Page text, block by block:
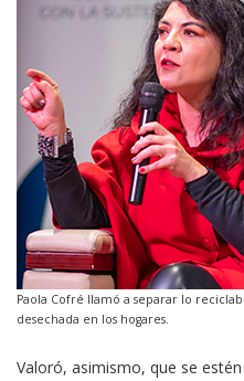
Paola Cofré llamó a separar lo
desechada en los hogares.
Valoró, asimismo, que se